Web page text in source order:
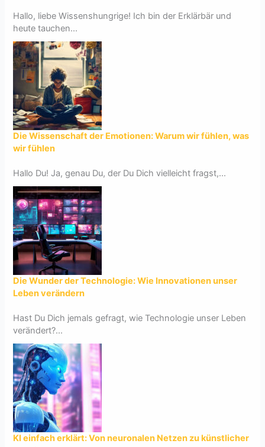
Hallo, liebe Wissenshungrige! Ich bin der Erklärbär und
heute tauchen...
Die Wissenschaft der Emotionen: Warum wir fühlen, was
wir fühlen
Hallo Du! Ja, genau Du, der Du Dich vielleicht fragst,...
Die Wunder der Technologie: Wie Innovationen unser
Leben verändern
Hast Du Dich jemals gefragt, wie Technologie unser Leben
verändert?...
KI einfach erklärt: Von neuronalen Netzen zu künstlicher